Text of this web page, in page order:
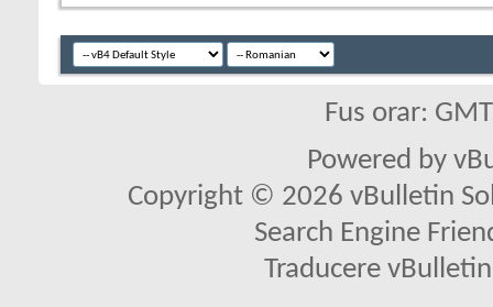
Fus orar:
Powered by
Copyright © 2026 vBulletin
Search Engine
Traducere